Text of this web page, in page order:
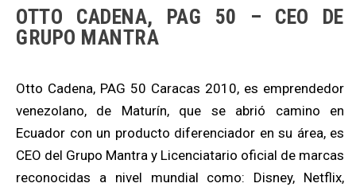
OTTO CADENA, PAG 50 – CEO DE
GRUPO MANTRA
Otto Cadena, PAG 50 Caracas 2010, es emprendedor
venezolano, de Maturín, que se abrió camino en
Ecuador con un producto diferenciador en su área, es
CEO del Grupo Mantra y Licenciatario oficial de marcas
reconocidas a nivel mundial como: Disney, Netflix,